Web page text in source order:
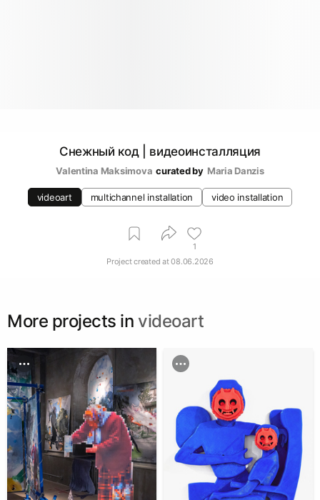
Снежный код | видеоинсталляция
Valentina Maksimova curated by Maria Danzis
videoart multichannel installation video installation
1
Project created at08.06.2026
More projects in videoart